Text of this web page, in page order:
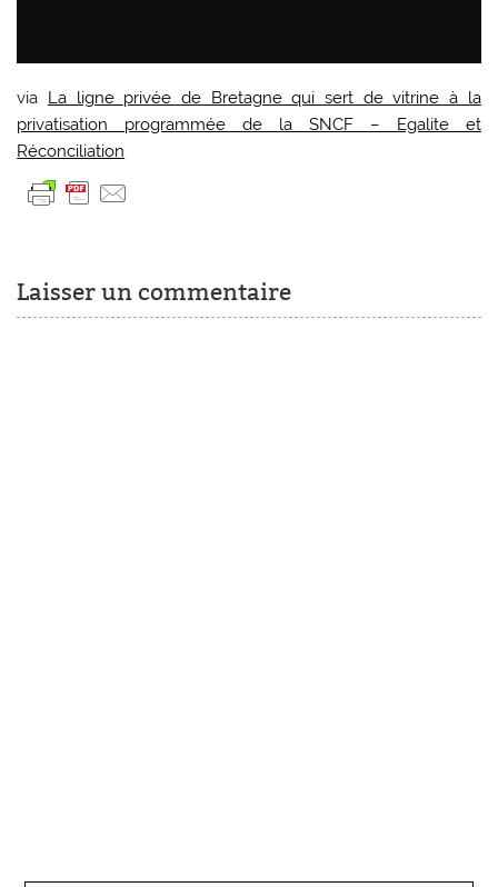
via La ligne privée de Bretagne qui sert de vitrine à la
privatisation programmée de la SNCF – Egalite et
Réconciliation
Laisser un commentaire